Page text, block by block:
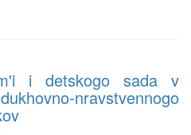
i detskogo sada v
nravstvennogo